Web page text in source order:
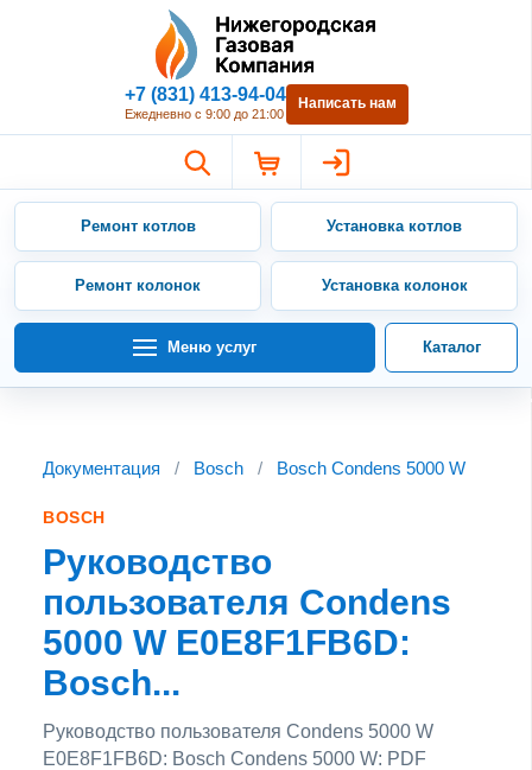
Нижегородская Газовая
+7 (831) 413-94-04
Ежедневно с 9:00 до 21:00
Написать нам
Ремонт котлов Установка котлов
Ремонт колонок Установка колонок
Меню услуг Каталог
Документация / Bosch / Bosch Condens 5000 W
BOSCH
Руководство
пользователя Condens
5000 W E0E8F1FB6D:
Bosch...
Руководство пользователя Condens 5000 W
E0E8F1FB6D: Bosch Condens 5000 W: PDF